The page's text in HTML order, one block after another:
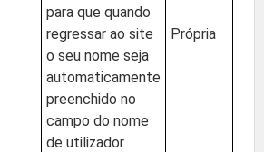
para que quando
regressar ao site
o seu nome seja
automaticamente
preenchido no
campo do nome
de utilizador
Própria